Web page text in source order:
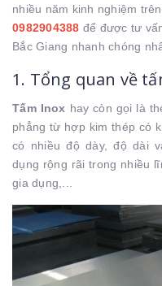
nhiều năm kinh nghiệm
0982904388 để được tư
Bắc Giang nhanh chóng
1. Tổng quan về
Tấm Inox hay còn gọi là
phẳng từ hợp kim thép có
có nhiều độ dày, độ dài
dụng rộng rãi trong nhiều
gia dụng,...